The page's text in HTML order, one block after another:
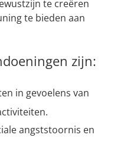
te creëren
te bieden aan
zijn:
in gevoelens van
angststoornis en